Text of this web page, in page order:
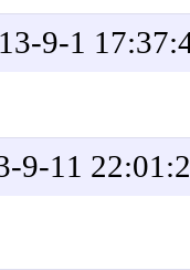
9-1
9-11